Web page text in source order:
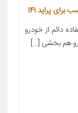
دائم از خودرو
هم بخشی […]